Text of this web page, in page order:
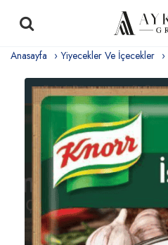
Anasayfa Yiyecekler Ve İçecekler